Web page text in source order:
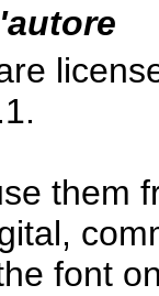
them
font